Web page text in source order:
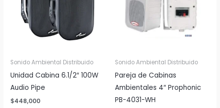
Sonido Ambiental Distribuido
Unidad Cabina 6.1/2″ 100W
Audio Pipe
$448,000
Sonido Ambiental Distribuido
Pareja de Cabinas
Ambientales 4″ Prophonic
PB-4031-WH